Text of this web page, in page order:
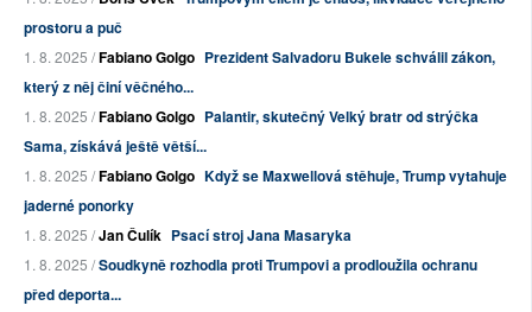
prostoru a puč
1. 8. 2025 /Fabiano Golgo Prezident Salvadoru Bukele schválil zákon,
který z něj činí věčného...
1. 8. 2025 /Fabiano Golgo Palantir, skutečný Velký bratr od strýčka
Sama, získává ještě větší...
1. 8. 2025 /Fabiano Golgo Když se Maxwellová stěhuje, Trump vytahuje
jaderné ponorky
1. 8. 2025 /Jan Čulík Psací stroj Jana Masaryka
1. 8. 2025 /Soudkyně rozhodla proti Trumpovi a prodloužila ochranu
před deporta...